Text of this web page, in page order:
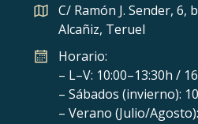
C/ Ramón J. Sender, 6,
Alcañiz, Teruel
Horario:
– L–V: 10:00–13:30h /
– Sábados (invierno):
– Verano (Julio/